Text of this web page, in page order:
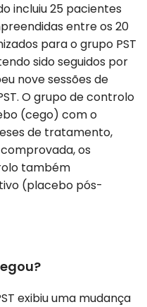
incluiu 25 pacientes
entre os 20
para o grupo PST
sido seguidos por
nove sessões de
O grupo de controlo
(cego) com o
de tratamento,
os
também
(placebo pós-
exibiu uma mudança